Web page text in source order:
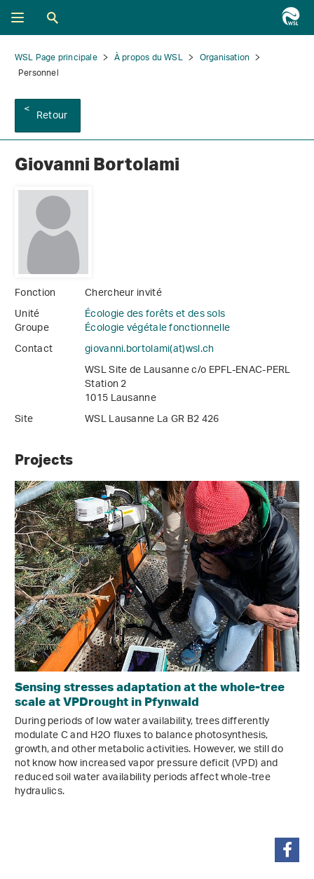
WSL Page principale À propos du WSL
Organisation
Personnel
Retour
Giovanni Bortolami
Fonction
Chercheur invité
Unité
Écologie des forêts et des sols
Groupe
Écologie végétale fonctionnelle
Contact
giovanni.bortolami(at)wsl.ch
WSL Site de Lausanne c/o EPFL-ENAC-PERL
Station 2
1015 Lausanne
Site
WSL Lausanne La GR B2 426
Projects
Sensing stresses adaptation at the whole-tree
scale at VPDrought in Pfynwald
During periods of low water availability, trees differently
modulate C and H2O fluxes to balance photosynthesis,
growth, and other metabolic activities. However, we still do
not know how increased vapor pressure deficit (VPD) and
reduced soil water availability periods affect whole-tree
hydraulics.